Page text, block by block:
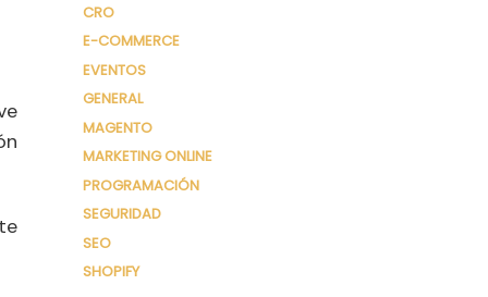
CRO
E-COMMERCE
EVENTOS
GENERAL
MAGENTO
MARKETING ONLINE
PROGRAMACIÓN
SEGURIDAD
SEO
SHOPIFY